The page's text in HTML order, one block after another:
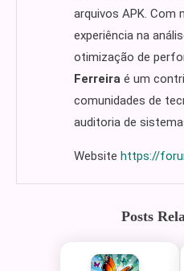
arquivos APK. Com
experiência na
otimização de
Ferreira é um
comunidades de
auditoria de
Website https://
Posts